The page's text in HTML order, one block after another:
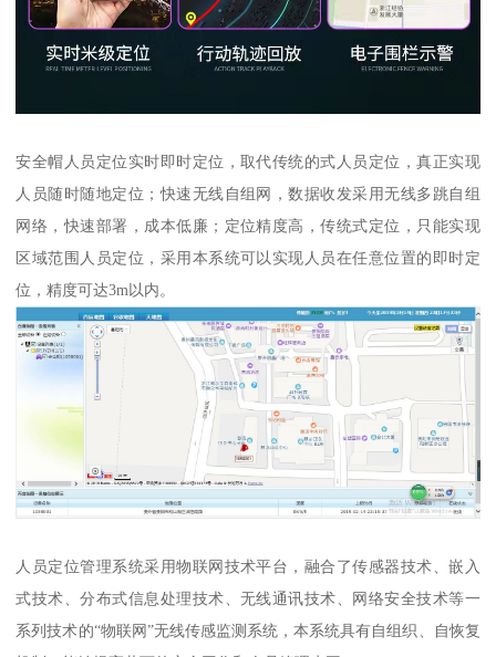
安全帽人员定位实时即时定位，取代传统的式人员定位，真正实现
人员随时随地定位；快速无线自组网，数据收发采用无线多跳自组
网络，快速部署，成本低廉；定位精度高，传统式定位，只能实现
区域范围人员定位，采用本系统可以实现人员在任意位置的即时定
位，精度可达3m以内。
人员定位管理系统采用物联网技术平台，融合了传感器技术、嵌入
式技术、分布式信息处理技术、无线通讯技术、网络安全技术等一
系列技术的“物联网”无线传感监测系统，本系统具有自组织、自恢复